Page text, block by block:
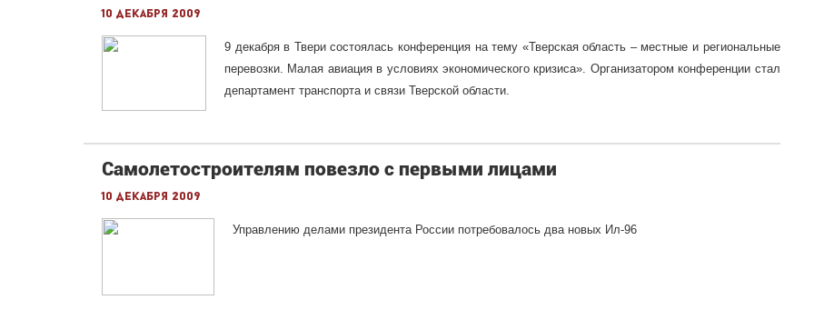
10 декабря 2009
9 декабря в Твери состоялась конференция на тему «Тверская область – местные и региональные
перевозки. Малая авиация в условиях экономического кризиса». Организатором конференции стал
департамент транспорта и связи Тверской области.
Самолетостроителям повезло с первыми лицами
10 декабря 2009
Управлению делами президента России потребовалось два новых Ил-96